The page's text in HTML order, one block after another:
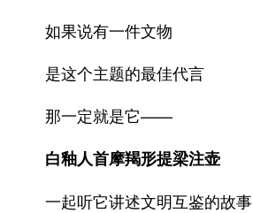
如果说有一件文物
是这个主题的最佳代言
那一定就是它——
白釉人首摩羯形提梁注壶
一起听它讲述文明互鉴的故事